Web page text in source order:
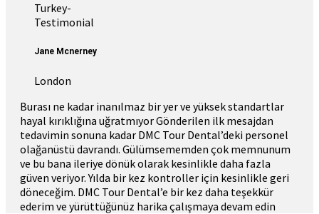
Jane Mcnerney
London
Burası ne kadar inanılmaz bir yer ve yüksek standartlar
hayal kırıklığına uğratmıyor Gönderilen ilk mesajdan
tedavimin sonuna kadar DMC Tour Dental’deki personel
olağanüstü davrandı. Gülümsememden çok memnunum
ve bu bana ileriye dönük olarak kesinlikle daha fazla
güven veriyor. Yılda bir kez kontroller için kesinlikle geri
döneceğim. DMC Tour Dental’e bir kez daha teşekkür
ederim ve yürüttüğünüz harika çalışmaya devam edin